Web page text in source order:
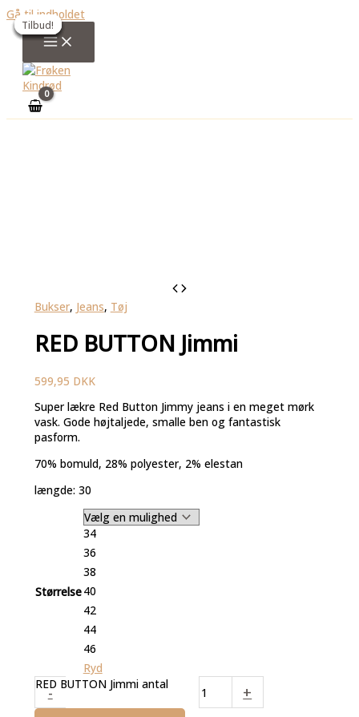
Gå til indholdet
Bukser, Jeans, Tøj
RED BUTTON Jimmi
599,95 DKK
Super lækre Red Button Jimmy jeans i en meget mørk
vask. Gode højtaljede, smalle ben og fantastisk
pasform.
70% bomuld, 28% polyester, 2% elestan
længde: 30
Størrelse
34
36
38
40
42
44
46
Ryd
-
RED BUTTON Jimmi antal +
Tilbud!
Tilbud!
Tilbud!
Tilbud!
Tilbud!
Tilbud!